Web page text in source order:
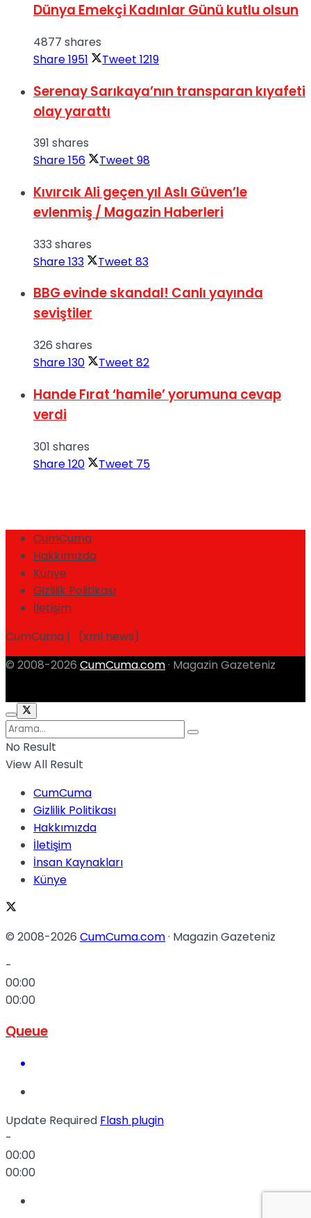
Dünya Emekçi Kadınlar Günü kutlu olsun
4877 shares
Share1951 Tweet 1219
Serenay Sarıkaya’nın transparan kıyafeti
olay yarattı
391 shares
Share156 Tweet 98
Kıvırcık Ali geçen yıl Aslı Güven’le
evlenmiş / Magazin Haberleri
333 shares
Share133 Tweet 83
BBG evinde skandal! Canlı yayında
seviştiler
326 shares
Share130 Tweet 82
Hande Fırat ‘hamile’ yorumuna cevap
verdi
301 shares
Share120 Tweet 75
CumCuma
Hakkımızda
Künye
Gizlilik Politikası
İletişim
CumCuma | (xml news)
© 2008-2026 CumCuma.com · Magazin Gazeteniz
No Result
View All Result
CumCuma
Gizlilik Politikası
Hakkımızda
İletişim
İnsan Kaynakları
Künye
© 2008-2026 CumCuma.com· Magazin Gazeteniz
-
00:00
00:00
Queue
Update Required Flash plugin
-
00:00
00:00